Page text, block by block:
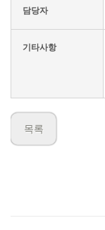
담당자
기타사항
목록